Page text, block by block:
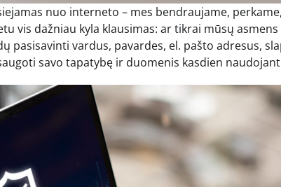
nuo interneto – mes bendraujame,
vis dažniau kyla klausimas: ar tikrai mūsų
pasisavinti vardus, pavardes, el. pašto adresus,
savo tapatybę ir duomenis kasdien